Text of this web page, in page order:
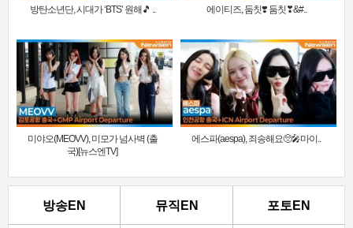
방탄소년단, 시대가 ‘BTS’ 원해🎵 .. 에이티즈, 둠칫❣️ 둠칫❣&#..
미야오(MEOVV), 미모가 넘사벽 (출
국)[뉴스엔TV]
에스파(aespa), 죄송해요🥺🎤마이..
방송EN 뮤직EN 포토EN